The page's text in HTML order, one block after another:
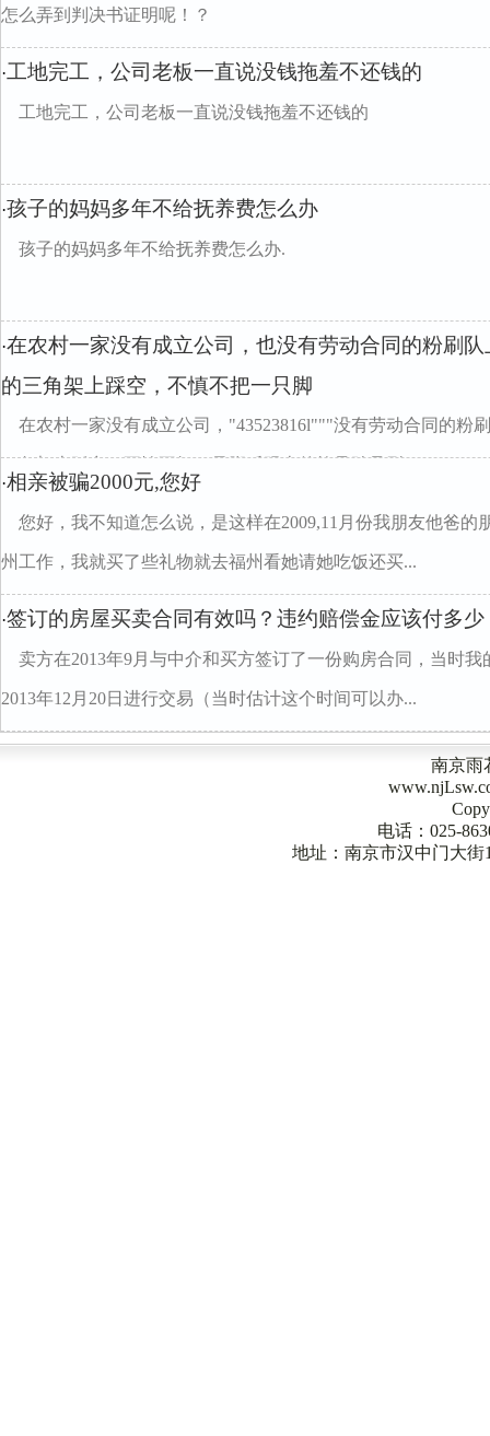
怎么弄到判决书证明呢！？
·工地完工，公司老板一直说没钱拖羞不还钱的
工地完工，公司老板一直说没钱拖羞不还钱的
·孩子的妈妈多年不给抚养费怎么办
孩子的妈妈多年不给抚养费怎么办.
·在农村一家没有成立公司，也没有劳动合同的粉刷
的三角架上踩空，不慎不把一只脚
在农村一家没有成立公司，"43523816l"""没有劳动合同的粉
三角架上踩空，不慎不把一只脚后跟上的软骨跌骨裂...
·相亲被骗2000元,您好
您好，我不知道怎么说，是这样在2009,11月份我朋友他爸的
州工作，我就买了些礼物就去福州看她请她吃饭还买...
·签订的房屋买卖合同有效吗？违约赔偿金应该付多少
卖方在2013年9月与中介和买方签订了一份购房合同，当时
2013年12月20日进行交易（当时估计这个时间可以办...
南京雨
电话：025-
地址：南京市汉中门大